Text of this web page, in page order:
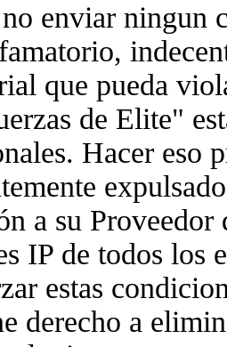
no enviar ningun
que pueda
de Elite"
Hacer eso
a su Proveedor
IP de todos los
estas
derecho a